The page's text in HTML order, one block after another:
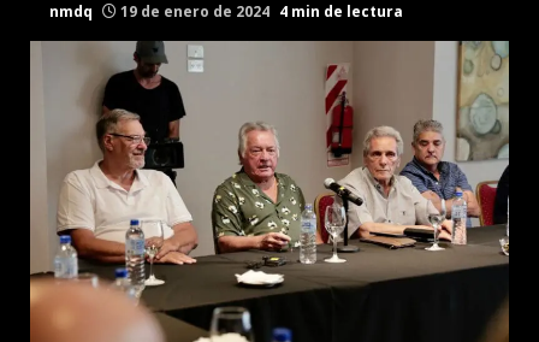
nmdq 19 de enero de 2024 4 min de lectura